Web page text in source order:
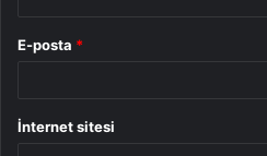
E-posta *
İnternet sitesi